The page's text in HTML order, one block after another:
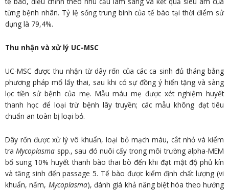
từng bệnh nhân. Tỷ lệ sống trung bình của tế bào tại thời điểm sử
dụng là 79,4%.
Thu nhận và xử lý UC-MSC
UC-MSC được thu nhận từ dây rốn của các ca sinh đủ tháng bằng
phương pháp mổ lấy thai, sau khi có sự đồng ý hiến tặng và sàng
lọc tiền sử bệnh của mẹ. Mẫu máu mẹ được xét nghiệm huyết
thanh học để loại trừ bệnh lây truyền; các mẫu không đạt tiêu
chuẩn an toàn bị loại bỏ.
Dây rốn được xử lý vô khuẩn, loại bỏ mạch máu, cắt nhỏ và kiểm
traMycoplasma spp., sau đó nuôi cấy trong môi trường alpha-MEM
bổ sung 10% huyết thanh bào thai bò đến khi đạt mật độ phủ kín
và tăng sinh đến passage 5. Tế bào được kiểm định chất lượng (vi
khuẩn, nấm, Mycoplasma), đánh giá khả năng biệt hóa theo hướng